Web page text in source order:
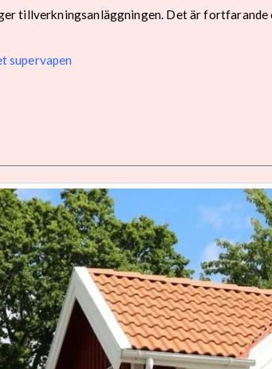
tillverkningsanläggningen. Det är
supervapen